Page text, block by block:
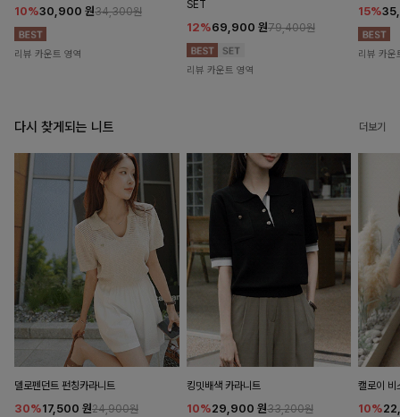
10%30,900 원34,300원
리뷰 카운트 영역
SET
12%69,900 원79,400원
리뷰 카운트 영역
15%
리뷰 카운
다시 찾게되는 니트 더보기
델로펜던트 펀칭카라니트
30%17,500 원24,900원
킹밋배색 카라니트
10%29,900 원33,200원
캘로이 비
10%